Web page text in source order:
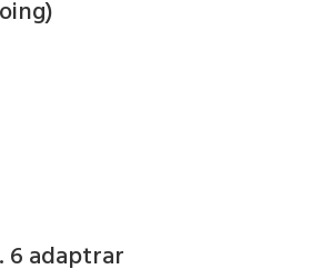
6 adaptrar